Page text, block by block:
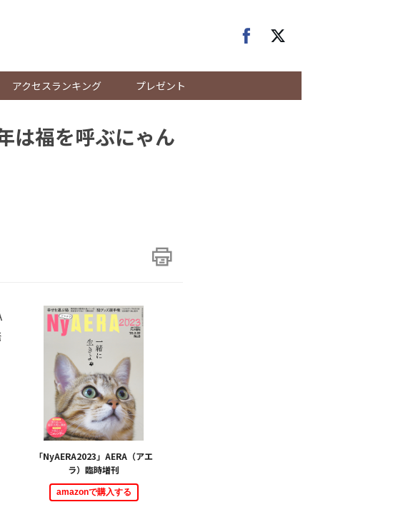
アクセスランキング プレゼント
は福を呼ぶにゃん
「NyAERA2023」AERA（アエ
ラ）臨時増刊
amazonで購入する